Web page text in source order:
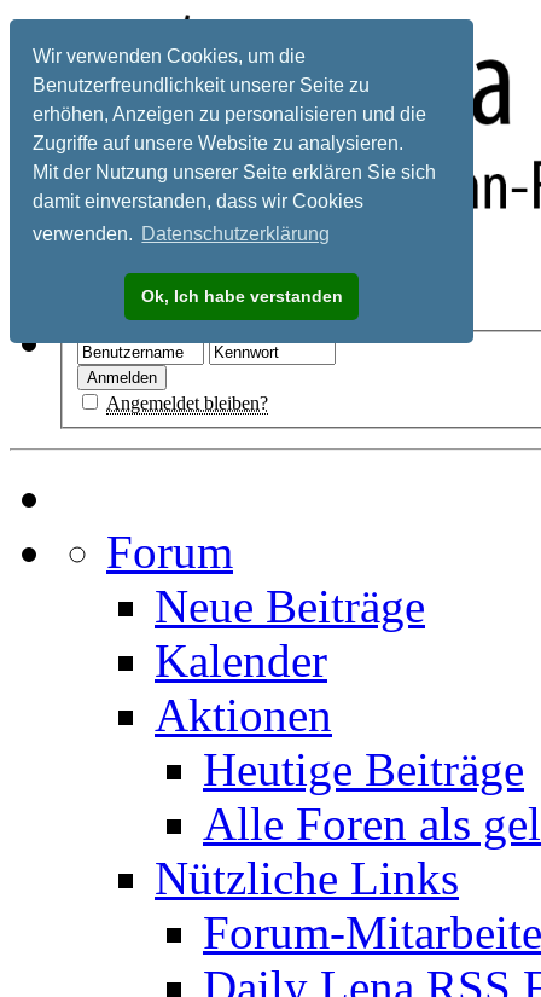
Wir verwenden Cookies, um die
Benutzerfreundlichkeit unserer Seite zu
erhöhen, Anzeigen zu personalisieren und die
Zugriffe auf unsere Website zu analysieren.
Mit der Nutzung unserer Seite erklären Sie sich
damit einverstanden, dass wir Cookies
verwenden. Datenschutzerklärung
Ok, Ich habe verstanden
Registrieren
Angemeldet bleiben?
Forum
Neue Beiträge
Kalender
Aktionen
Heutige Beiträge
Alle Foren als
Nützliche Links
Forum-